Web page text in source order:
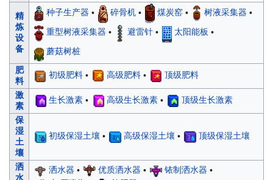
精
炼
设
备
种子生产器 • 碎骨机• 煤炭窑• 树液采集器 •
重型树液采集器 • 避雷针• 太阳能板 •
蘑菇树桩
肥
料
初级肥料• 高级肥料• 顶级肥料
激
素
生长激素• 高级生长激素• 顶级生长激素
保
湿
土
壤
初级保湿土壤 • 高级保湿土壤 • 顶级保湿土壤
洒
水
洒水器 • 优质洒水器 • 铱制洒水器 •